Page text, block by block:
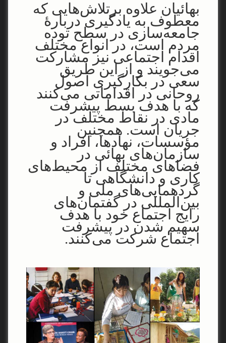
بهائیان علاوه برتلاش‌هایی که
معطوف به یادگیری دربارۀ
جامعه‌سازی در سطح توده
مردم است، در انواع مختلف
اقدام اجتماعی نیز مشارکت
می‌جویند و از این طریق
سعی در بکارگیری اصول
روحانی در اقداماتی می‌کنند
که با هدف بسط پیشرفت
مادی در نقاط مختلف در
جریان است. همچنین
مؤسسات، نهادها، افراد و
سازمان‌های بهائی در
فضاهای مختلف از محیط‌های
کاری و دانشگاهی تا
گردهمایی‌های ملی و
بین‌المللی در گفتمان‌های
رایج اجتماع خود با هدف
سهیم شدن در پیشرفت
اجتماع شرکت می‌کنند.